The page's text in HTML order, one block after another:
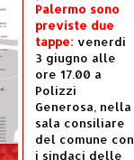
Palermo sono
previste due
tappe: venerdì
3 giugno alle
ore 17.00 a
Polizzi
Generosa, nella
sala consiliare
del comune con
i sindaci delle